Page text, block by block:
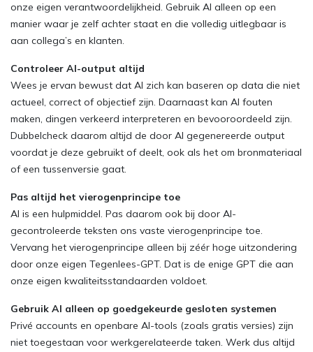
onze eigen verantwoordelijkheid. Gebruik AI alleen op een
manier waar je zelf achter staat en die volledig uitlegbaar is
aan collega’s en klanten.
Controleer AI-output altijd
Wees je ervan bewust dat AI zich kan baseren op data die niet
actueel, correct of objectief zijn. Daarnaast kan AI fouten
maken, dingen verkeerd interpreteren en bevooroordeeld zijn.
Dubbelcheck daarom altijd de door AI gegenereerde output
voordat je deze gebruikt of deelt, ook als het om bronmateriaal
of een tussenversie gaat.
Pas altijd het vierogenprincipe toe
AI is een hulpmiddel. Pas daarom ook bij door AI-
gecontroleerde teksten ons vaste vierogenprincipe toe.
Vervang het vierogenprincipe alleen bij zéér hoge uitzondering
door onze eigen Tegenlees-GPT. Dat is de enige GPT die aan
onze eigen kwaliteitsstandaarden voldoet.
Gebruik AI alleen op goedgekeurde gesloten systemen
Privé accounts en openbare AI-tools (zoals gratis versies) zijn
niet toegestaan voor werkgerelateerde taken. Werk dus altijd